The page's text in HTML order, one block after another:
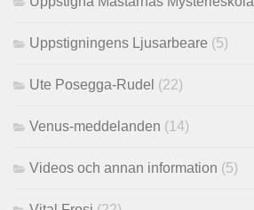
Uppstigningens Ljusarbeare (5)
Ute Posegga-Rudel (22)
Venus-meddelanden (14)
Videos och annan information (5)